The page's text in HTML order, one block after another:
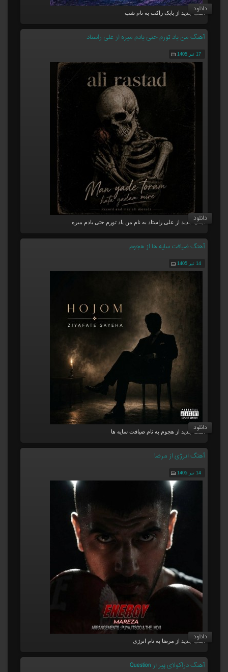
آهنگ جدید از بابک راکت به نام شب
دانلود
آهنگ من یاد تورم حتی یادم میره از علی راستاد
17 تیر 1405
آهنگ جدید از علی راستاد به نام من یاد تورم حتی یادم میره
دانلود
آهنگ ضیافت سایه ها از هجوم
14 تیر 1405
آهنگ جدید از هجوم به نام ضیافت سایه ها
دانلود
آهنگ انرژی از مرضا
14 تیر 1405
آهنگ جدید از مرضا به نام انرژی
دانلود
آهنگ دراکولای پیر از Question